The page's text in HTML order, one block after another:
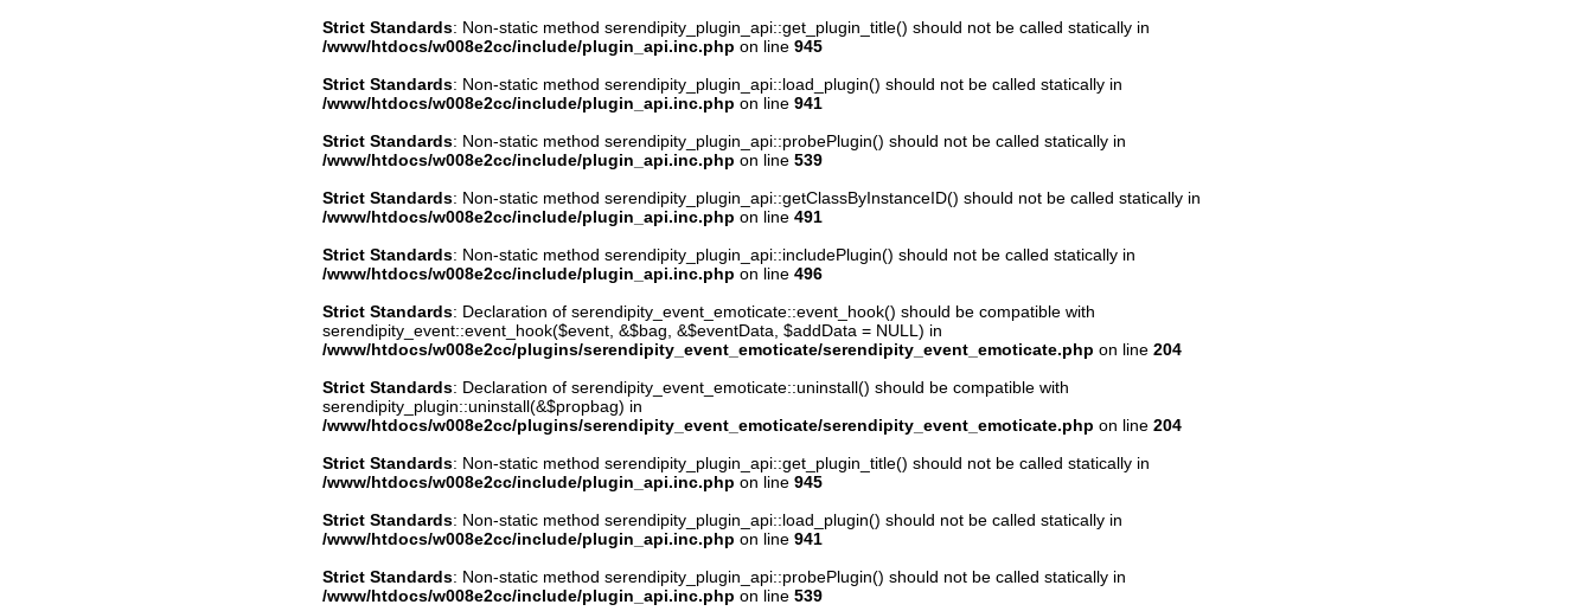
Strict Standards: Non-static method serendipity_plugin_api::get_plugin_title() should not be called statically in
/www/htdocs/w008e2cc/include/plugin_api.inc.php on line 945
Strict Standards: Non-static method serendipity_plugin_api::load_plugin() should not be called statically in
/www/htdocs/w008e2cc/include/plugin_api.inc.php on line 941
Strict Standards: Non-static method serendipity_plugin_api::probePlugin() should not be called statically in
/www/htdocs/w008e2cc/include/plugin_api.inc.php on line 539
Strict Standards: Non-static method serendipity_plugin_api::getClassByInstanceID() should not be called statically in
/www/htdocs/w008e2cc/include/plugin_api.inc.php on line 491
Strict Standards: Non-static method serendipity_plugin_api::includePlugin() should not be called statically in
/www/htdocs/w008e2cc/include/plugin_api.inc.php on line 496
Strict Standards: Declaration of serendipity_event_emoticate::event_hook() should be compatible with
serendipity_event::event_hook($event, &$bag, &$eventData, $addData = NULL) in
/www/htdocs/w008e2cc/plugins/serendipity_event_emoticate/serendipity_event_emoticate.php on line 204
Strict Standards: Declaration of serendipity_event_emoticate::uninstall() should be compatible with
serendipity_plugin::uninstall(&$propbag) in
/www/htdocs/w008e2cc/plugins/serendipity_event_emoticate/serendipity_event_emoticate.php on line 204
Strict Standards: Non-static method serendipity_plugin_api::get_plugin_title() should not be called statically in
/www/htdocs/w008e2cc/include/plugin_api.inc.php on line 945
Strict Standards: Non-static method serendipity_plugin_api::load_plugin() should not be called statically in
/www/htdocs/w008e2cc/include/plugin_api.inc.php on line 941
Strict Standards: Non-static method serendipity_plugin_api::probePlugin() should not be called statically in
/www/htdocs/w008e2cc/include/plugin_api.inc.php on line 539